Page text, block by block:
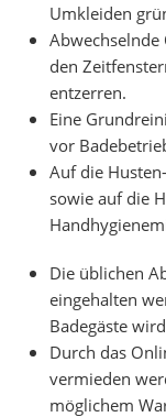
Umkleiden
Abwechselnde
den
entzerren.
Eine
vor
Auf die
sowie auf die
Die üblichen
eingehalten
Badegäste
Durch das
vermieden
möglichem